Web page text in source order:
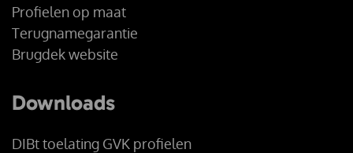
Profielen op maat
Terugnamegarantie
Brugdek website
Downloads
DIBt toelating GVK profielen